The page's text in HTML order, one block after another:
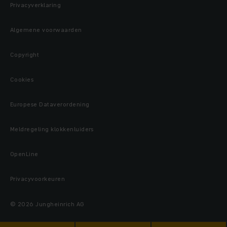
Privacyverklaring
Algemene voorwaarden
Copyright
Cookies
Europese Dataverordening
Meldregeling klokkenluiders
OpenLine
Privacyvoorkeuren
© 2026 Jungheinrich AG